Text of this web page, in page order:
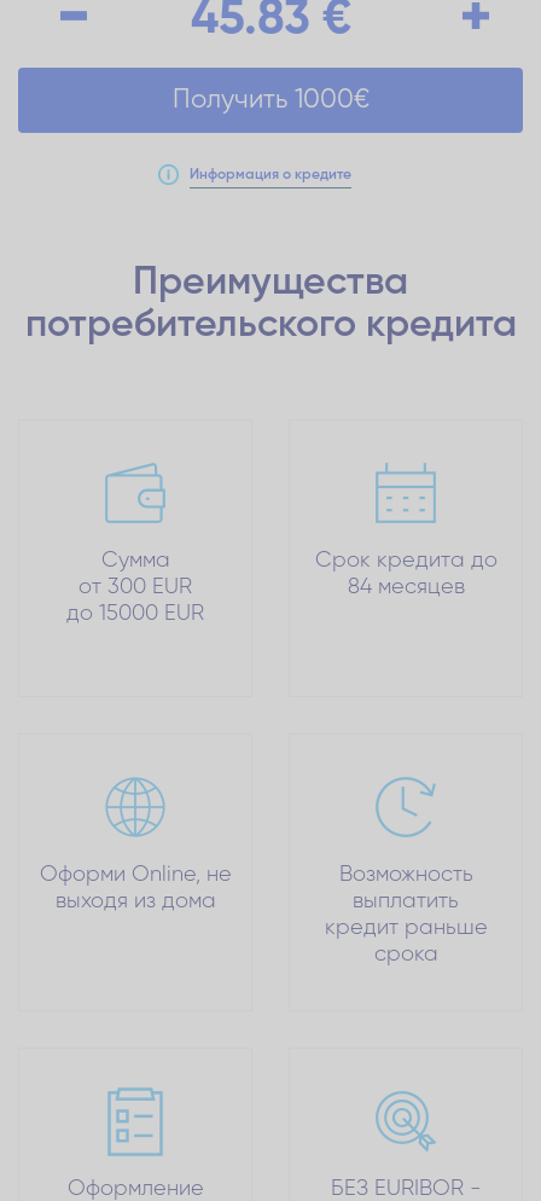
45.83 €
Получить 1000€
Информация о кредите
Преимущества
потребительского кредита
Сумма
от 300 EUR
до 15000 EUR
Срок кредита до
84 месяцев
Оформи Online, не
выходя из дома
Возможность
выплатить
кредит раньше
срока
Оформление
БЕЗ EURIBOR -